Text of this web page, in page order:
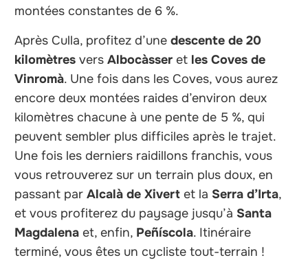
montées constantes de 6 %.
Après Culla, profitez d’unedescente de 20
kilomètres versAlbocàsser et les Coves de
Vinromà. Une fois dans les Coves, vous aurez
encore deux montées raides d’environ deux
kilomètres chacune à une pente de 5 %, qui
peuvent sembler plus difficiles après le trajet.
Une fois les derniers raidillons franchis, vous
vous retrouverez sur un terrain plus doux, en
passant parAlcalà de Xivert et la Serra d’Irta,
et vous profiterez du paysage jusqu’à Santa
Magdalena et, enfin, Peñíscola. Itinéraire
terminé, vous êtes un cycliste tout-terrain !